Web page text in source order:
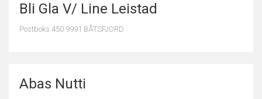
Bli Gla V/ Line Leistad
Postboks 450 9991 BÅTSFJORD
Abas Nutti